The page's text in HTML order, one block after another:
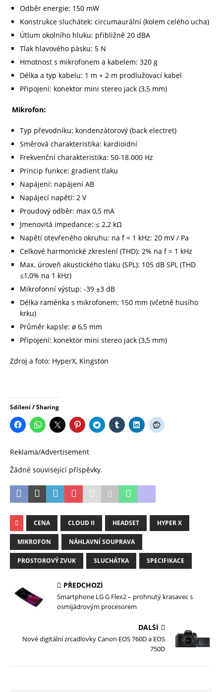
Odběr energie: 150 mW
Konstrukce sluchátek: circumaurální (kolem celého ucha)
Útlum okolního hluku: přibližně 20 dBA
Tlak hlavového pásku: 5 N
Hmotnost s mikrofonem a kabelem: 320 g
Délka a typ kabelu: 1 m + 2 m prodlužovací kabel
Připojení: konektor mini stereo jack (3,5 mm)
Mikrofon:
Typ převodníku: kondenzátorový (back electret)
Směrová charakteristika: kardioidní
Frekvenční charakteristika: 50-18.000 Hz
Princip funkce: gradient tlaku
Napájení: napájení AB
Napájecí napětí: 2 V
Proudový odběr: max 0,5 mA
Jmenovitá impedance: ≤ 2,2 kΩ
Napětí otevřeného okruhu: na f = 1 kHz: 20 mV / Pa
Celkové harmonické zkreslení (THD): 2% na f = 1 kHz
Max. úroveň akustického tlaku (SPL): 105 dB SPL (THD
≤1,0% na 1 kHz)
Mikrofonní výstup: -39 ±3 dB
Délka raménka s mikrofonem: 150 mm (včetně husího
krku)
Průměr kapsle: ø 6,5 mm
Připojení: konektor mini stereo jack (3,5 mm)
Zdroj a foto: HyperX, Kingston
Sdílení / Sharing
Reklama/Advertisement
Žádné související příspěvky.
CENA CLOUD II HEADSET HYPER X
MIKROFON NÁHLAVNÍ SOUPRAVA
PROSTOROVÝ ZVUK SLUCHÁTKA SPECIFIKACE
PŘEDCHOZÍ
Smartphone LG G Flex2 – prohnutý krasavec s
osmijádrovým procesorem
DALŠÍ
Nové digitální zrcadlovky Canon EOS 760D a EOS
750D